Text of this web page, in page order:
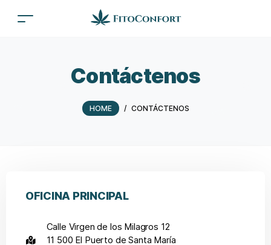
Contáctenos
HOME / CONTÁCTENOS
OFICINA PRINCIPAL
Calle Virgen de los Milagros 12
11 500 El Puerto de Santa María